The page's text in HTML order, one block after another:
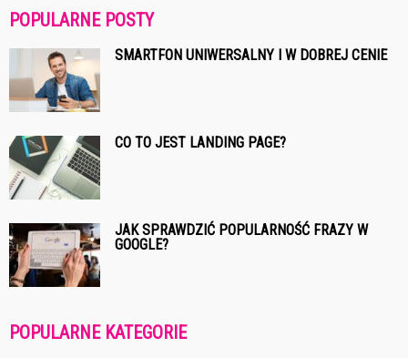
POPULARNE POSTY
SMARTFON UNIWERSALNY I W DOBREJ CENIE
CO TO JEST LANDING PAGE?
JAK SPRAWDZIĆ POPULARNOŚĆ FRAZY W
GOOGLE?
POPULARNE KATEGORIE